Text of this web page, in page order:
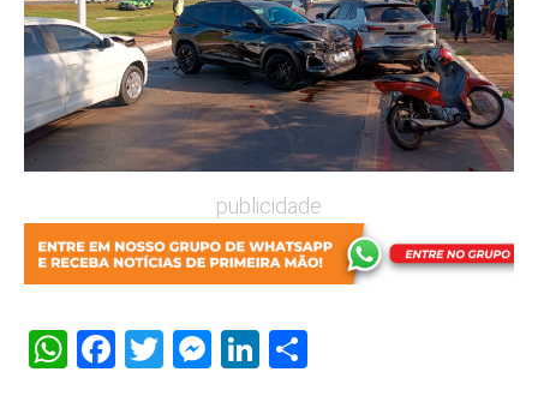
publicidade
WhatsApp
Facebook
Twitter
Messenger
LinkedIn